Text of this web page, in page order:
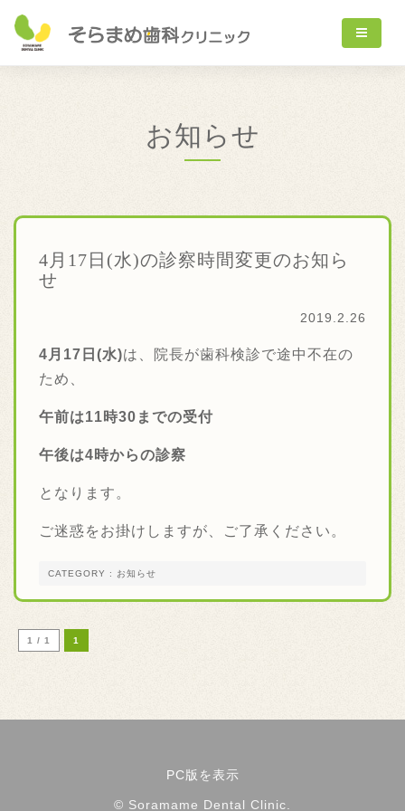
お知らせ
4月17日(水)の診察時間変更のお知ら
せ
2019.2.26
4月17日(水)は、院長が歯科検診で途中不在の
ため、
午前は11時30までの受付
午後は4時からの診察
となります。
ご迷惑をお掛けしますが、ご了承ください。
CATEGORY : お知らせ
1 / 1 1
PC版を表示
© Soramame Dental Clinic.